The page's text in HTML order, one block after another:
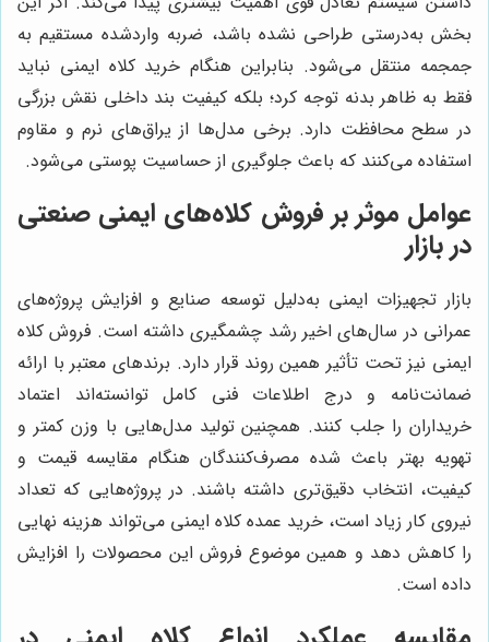
بخش به‌درستی طراحی نشده باشد، ضربه واردشده مستقیم به
جمجمه منتقل می‌شود. بنابراین هنگام خرید کلاه ایمنی نباید
فقط به ظاهر بدنه توجه کرد؛ بلکه کیفیت بند داخلی نقش بزرگی
در سطح محافظت دارد. برخی مدل‌ها از یراق‌های نرم و مقاوم
استفاده می‌کنند که باعث جلوگیری از حساسیت پوستی می‌شود.
عوامل موثر بر فروش کلاه‌های ایمنی صنعتی
در بازار
بازار تجهیزات ایمنی به‌دلیل توسعه صنایع و افزایش پروژه‌های
عمرانی در سال‌های اخیر رشد چشمگیری داشته است. فروش کلاه
ایمنی نیز تحت تأثیر همین روند قرار دارد. برندهای معتبر با ارائه
ضمانت‌نامه و درج اطلاعات فنی کامل توانسته‌اند اعتماد
خریداران را جلب کنند. همچنین تولید مدل‌هایی با وزن کمتر و
تهویه بهتر باعث شده مصرف‌کنندگان هنگام مقایسه قیمت و
کیفیت، انتخاب دقیق‌تری داشته باشند. در پروژه‌هایی که تعداد
نیروی کار زیاد است، خرید عمده کلاه ایمنی می‌تواند هزینه نهایی
را کاهش دهد و همین موضوع فروش این محصولات را افزایش
داده است.